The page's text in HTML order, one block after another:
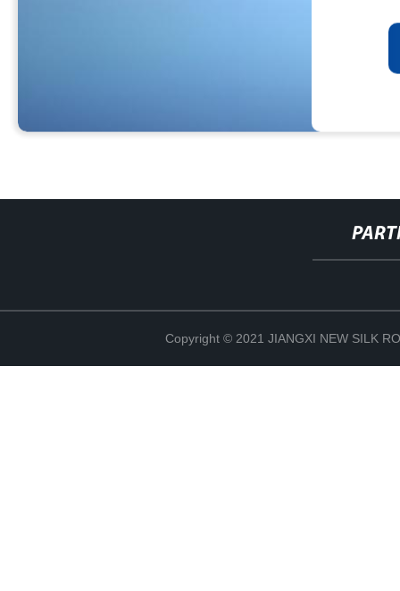
Copyright © 2021 JIANGXI NEW SILK